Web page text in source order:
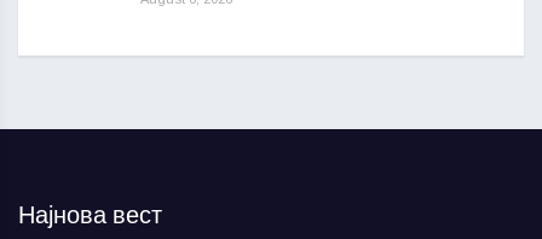
Најнова вест